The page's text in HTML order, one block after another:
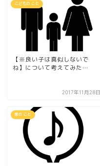
こどもの こと
【※良い子は真似しないで
ね】について考えてみた…
2017年11月28日
家の こと